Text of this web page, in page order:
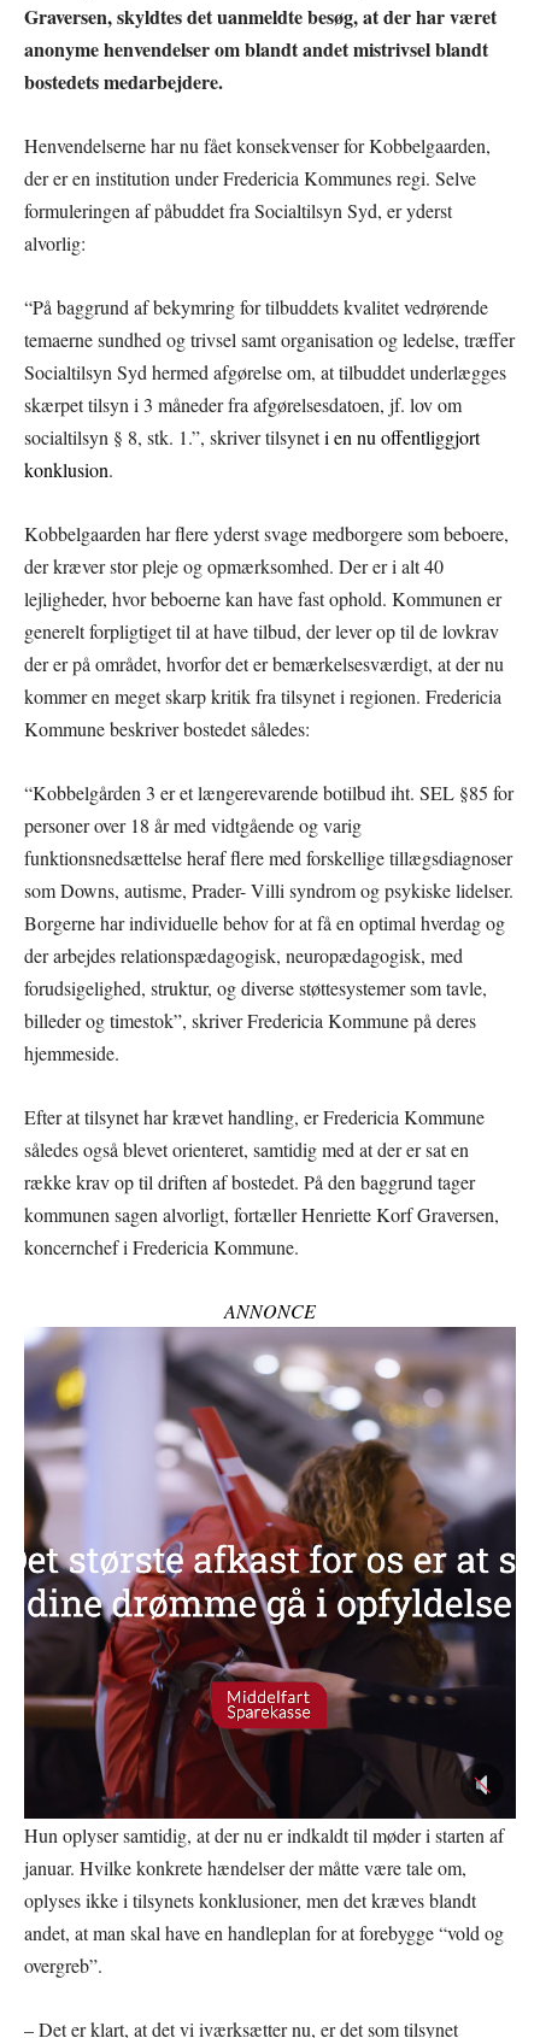
Graversen, skyldtes det uanmeldte besøg, at der har været
anonyme henvendelser om blandt andet mistrivsel blandt
bostedets medarbejdere.
Henvendelserne har nu fået konsekvenser for Kobbelgaarden,
der er en institution under Fredericia Kommunes regi. Selve
formuleringen af påbuddet fra Socialtilsyn Syd, er yderst
alvorlig:
“På baggrund af bekymring for tilbuddets kvalitet vedrørende
temaerne sundhed og trivsel samt organisation og ledelse, træffer
Socialtilsyn Syd hermed afgørelse om, at tilbuddet underlægges
skærpet tilsyn i 3 måneder fra afgørelsesdatoen, jf. lov om
socialtilsyn § 8, stk. 1.”, skriver tilsyneti en nu offentliggjort
konklusion.
Kobbelgaarden har flere yderst svage medborgere som beboere,
der kræver stor pleje og opmærksomhed. Der er i alt 40
lejligheder, hvor beboerne kan have fast ophold. Kommunen er
generelt forpligtiget til at have tilbud, der lever op til de lovkrav
der er på området, hvorfor det er bemærkelsesværdigt, at der nu
kommer en meget skarp kritik fra tilsynet i regionen. Fredericia
Kommune beskriver bostedet således:
“Kobbelgården 3 er et længerevarende botilbud iht. SEL §85 for
personer over 18 år med vidtgående og varig
funktionsnedsættelse heraf flere med forskellige tillægsdiagnoser
som Downs, autisme, Prader- Villi syndrom og psykiske lidelser.
Borgerne har individuelle behov for at få en optimal hverdag og
der arbejdes relationspædagogisk, neuropædagogisk, med
forudsigelighed, struktur, og diverse støttesystemer som tavle,
billeder og timestok”, skriver Fredericia Kommune på deres
hjemmeside.
Efter at tilsynet har krævet handling, er Fredericia Kommune
således også blevet orienteret, samtidig med at der er sat en
række krav op til driften af bostedet. På den baggrund tager
kommunen sagen alvorligt, fortæller Henriette Korf Graversen,
koncernchef i Fredericia Kommune.
ANNONCE
Hun oplyser samtidig, at der nu er indkaldt til møder i starten af
januar. Hvilke konkrete hændelser der måtte være tale om,
oplyses ikke i tilsynets konklusioner, men det kræves blandt
andet, at man skal have en handleplan for at forebygge “vold og
overgreb”.
– Det er klart, at det vi iværksætter nu, er det som tilsynet